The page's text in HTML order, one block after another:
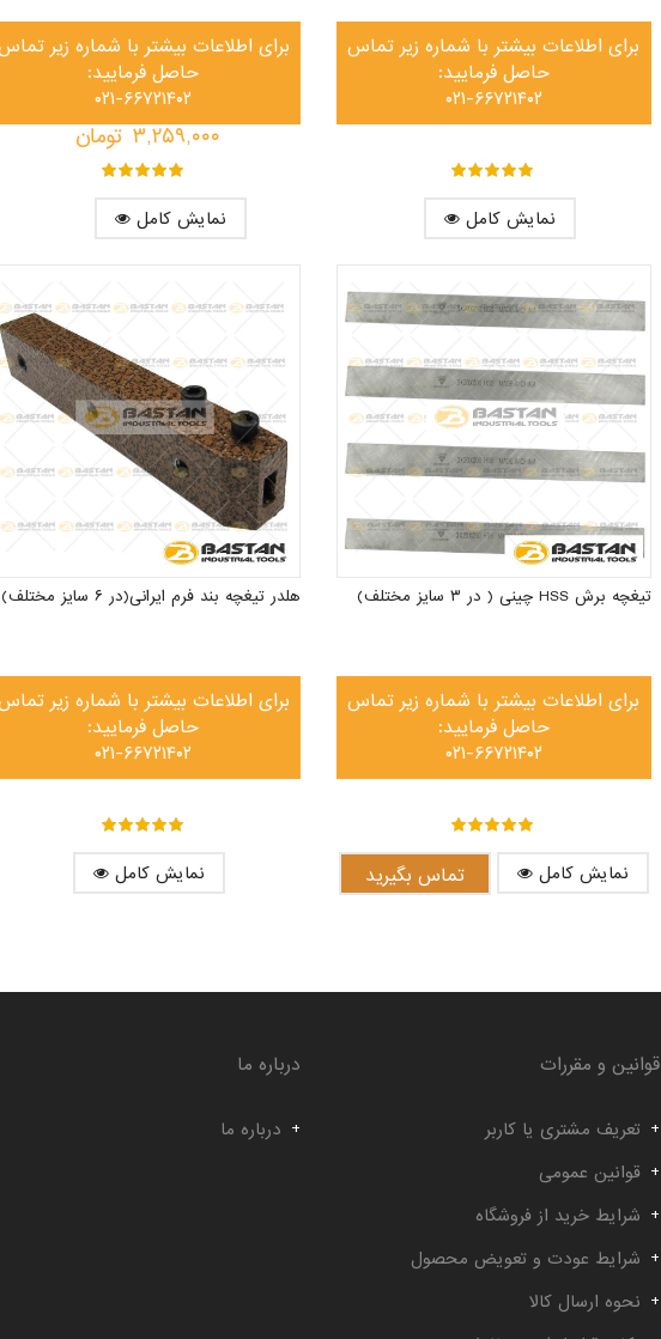
برای اطلاعات بیشتر با شماره زیر تماس
حاصل فرمایید:
۰۲۱-۶۶۷۲۱۴۰۲
نمایش کامل
برای اطلاعات بیشتر با شماره زیر
حاصل فرمایید:
۰۲۱-۶۶۷۲۱۴۰۲
۳,۲۵۹,۰۰۰ تومان
نمایش کامل
تیغچه برش HSS چینی ( در ۳ سایز مختلف)
برای اطلاعات بیشتر با شماره زیر تماس
حاصل فرمایید:
۰۲۱-۶۶۷۲۱۴۰۲
نمایش کامل تماس بگیرید
هلدر تیغچه بند فرم ایرانی(در ۶ سایز مختلف)
برای اطلاعات بیشتر با شماره زیر
حاصل فرمایید:
۰۲۱-۶۶۷۲۱۴۰۲
نمایش کامل
قوانین و مقررات
تعریف مشتری یا کاربر
قوانین عمومی
شرایط خرید از فروشگاه
شرایط عودت و تعویض محصول
نحوه ارسال کالا
درباره ما
درباره ما